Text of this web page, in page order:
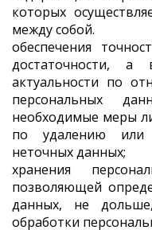
которых
между собой.
обеспечения
достаточности,
актуальности по
персональных
необходимые меры
по удалению или
неточных данных;
хранения
позволяющей
данных, не
обработки